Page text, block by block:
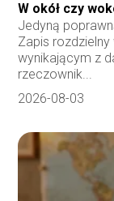
W okół czy
Jedyną
Zapis
wynikającym z
rzeczownik...
2026-08-03